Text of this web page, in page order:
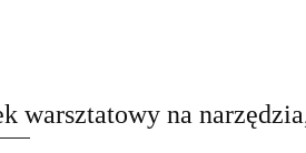
warsztatowy na